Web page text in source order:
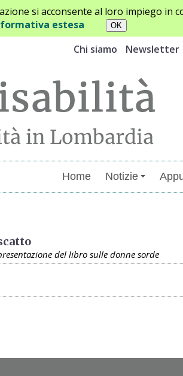
si acconsente al loro impiego in
estesa
Chi siamo
Newsletter
Home Notizie
del libro sulle donne sorde